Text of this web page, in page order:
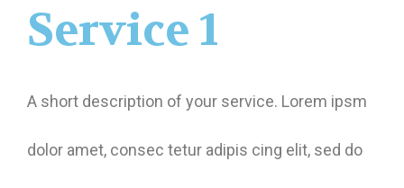
Service 1
A short description of your service. Lorem ipsm
dolor amet, consec tetur adipis cing elit, sed do